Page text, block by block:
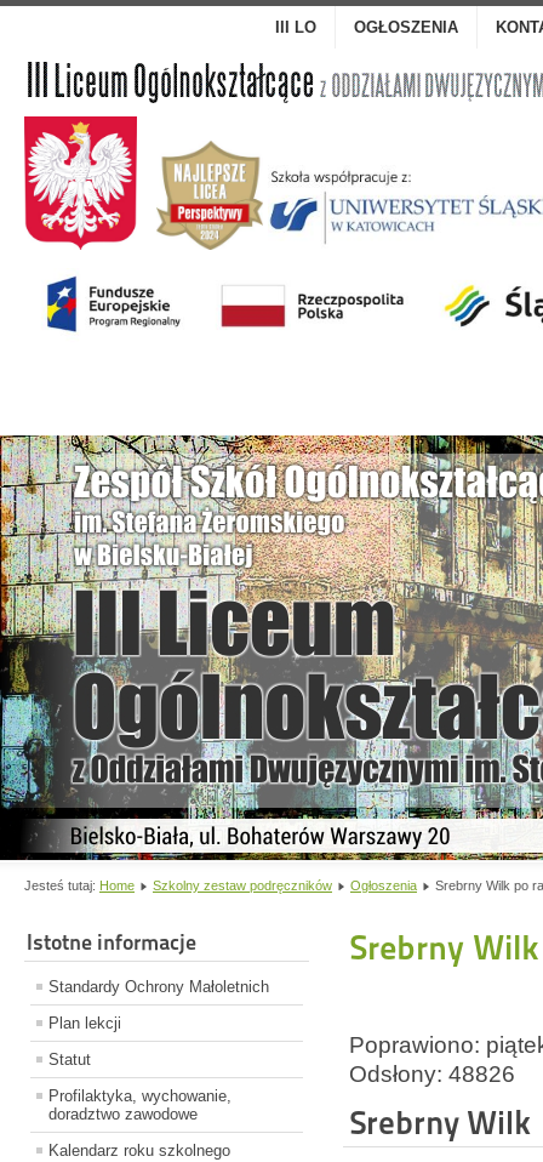
III LO OGŁOSZENIA
Jesteś tutaj: Home Szkolny zestaw podręczników Ogłoszenia Srebrny Wilk po
Istotne informacje
Standardy Ochrony Małoletnich
Plan lekcji
Statut
Profilaktyka, wychowanie,
doradztwo zawodowe
Kalendarz roku szkolnego
Srebrny
Poprawiono:
Odsłony: 48826
Srebrny Wilk